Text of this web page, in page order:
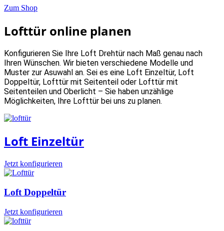
Zum Shop
Lofttür online planen
Konfigurieren Sie Ihre Loft Drehtür nach Maß genau nach
Ihren Wünschen. Wir bieten verschiedene Modelle und
Muster zur Asuwahl an. Sei es eine Loft Einzeltür, Loft
Doppeltür, Lofttür mit Seitenteil oder Lofttür mit
Seitenteilen und Oberlicht – Sie haben unzählige
Möglichkeiten, Ihre Lofttür bei uns zu planen.
Loft Einzeltür
Jetzt konfigurieren
Loft Doppeltür
Jetzt konfigurieren